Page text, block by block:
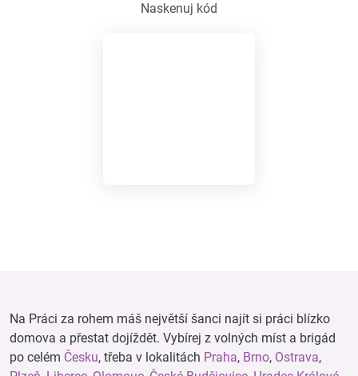
Naskenuj kód
Na Práci za rohem máš největší šanci najít si práci blízko
domova a přestat dojíždět. Vybírej z volných míst a brigád
po celém Česku, třeba v lokalitách Praha, Brno, Ostrava,